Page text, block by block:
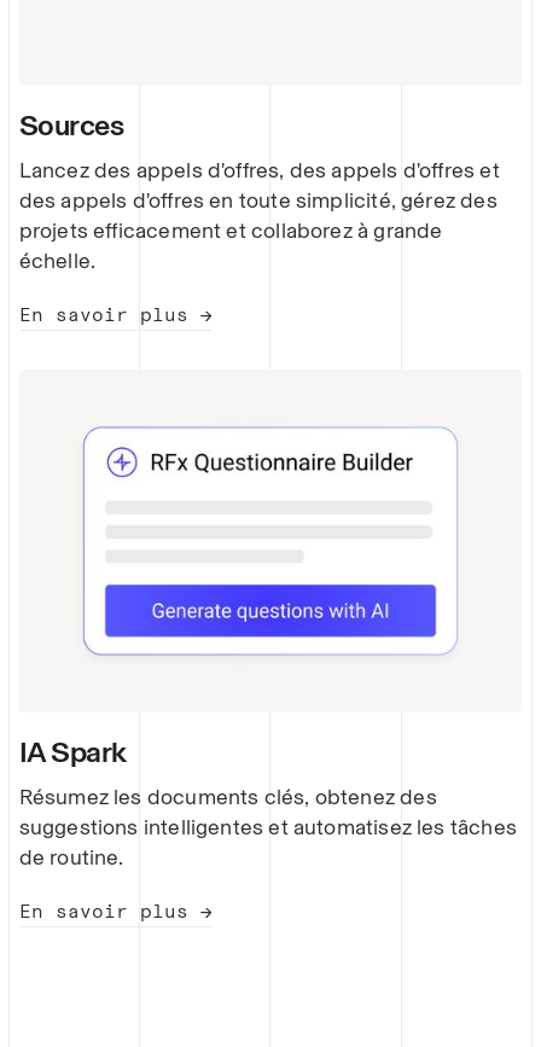
Sources
Lancez des appels d'offres, des appels d'offres et
des appels d'offres en toute simplicité, gérez des
projets efficacement et collaborez à grande
échelle.
En savoir plus →
IA Spark
Résumez les documents clés, obtenez des
suggestions intelligentes et automatisez les tâches
de routine.
En savoir plus →